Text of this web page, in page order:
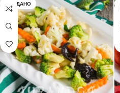
ПРОДАНО